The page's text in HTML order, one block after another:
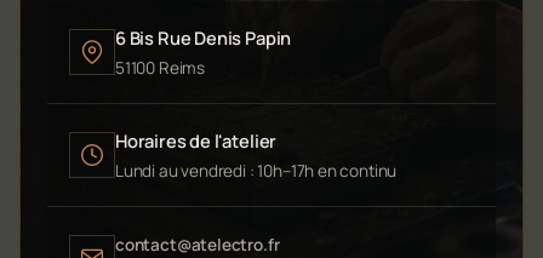
6 Bis Rue Denis Papin
51100 Reims
Horaires de l'atelier
Lundi au vendredi : 10h–17h en continu
contact@atelectro.fr